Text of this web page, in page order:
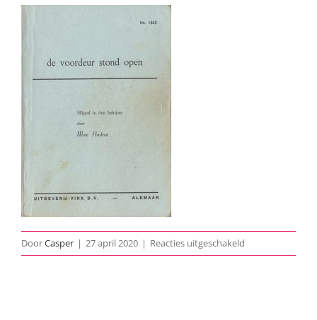
DoorCasper | 27 april 2020 | Reacties uitgeschakeld
1978-